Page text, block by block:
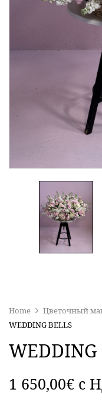
Home Цветочный
WEDDING BELLS
WEDDING
1 650,00€ c